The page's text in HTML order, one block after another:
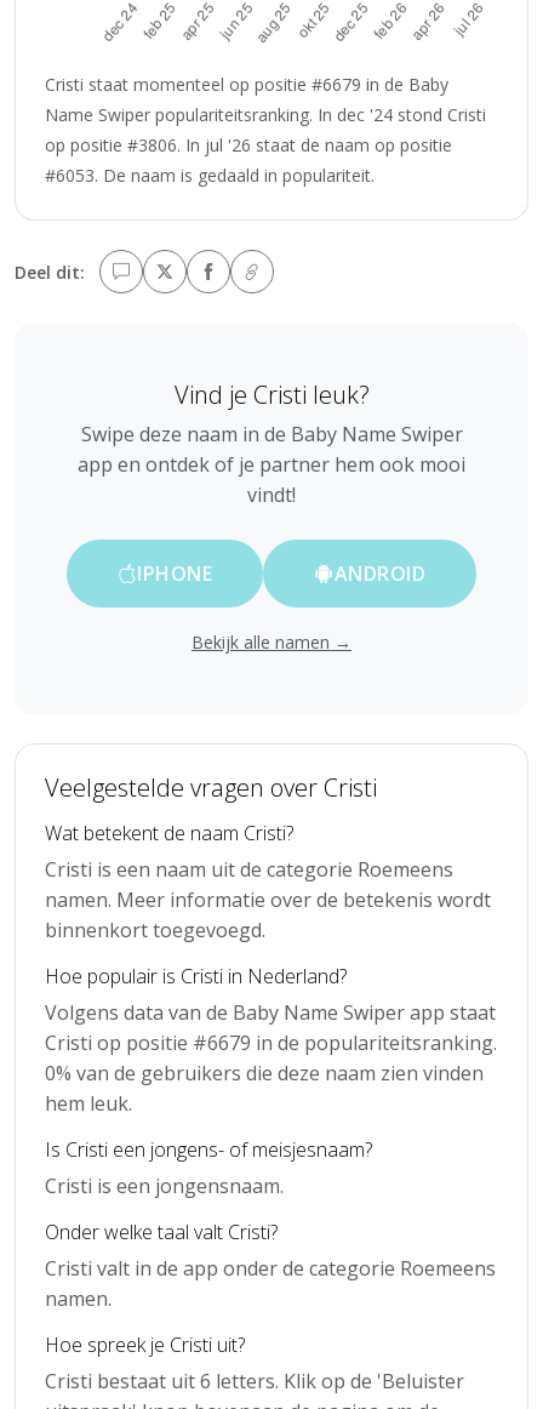
Cristi staat momenteel op positie #6679 in de Baby
Name Swiper populariteitsranking. In dec '24 stond Cristi
op positie #3806. In jul '26 staat de naam op positie
#6053. De naam is gedaald in populariteit.
Deel dit:
Vind je Cristi leuk?
Swipe deze naam in de Baby Name Swiper
app en ontdek of je partner hem ook mooi
vindt!
IPHONE ANDROID
Bekijk alle namen →
Veelgestelde vragen over Cristi
Wat betekent de naam Cristi?
Cristi is een naam uit de categorie Roemeens
namen. Meer informatie over de betekenis wordt
binnenkort toegevoegd.
Hoe populair is Cristi in Nederland?
Volgens data van de Baby Name Swiper app staat
Cristi op positie #6679 in de populariteitsranking.
0% van de gebruikers die deze naam zien vinden
hem leuk.
Is Cristi een jongens- of meisjesnaam?
Cristi is een jongensnaam.
Onder welke taal valt Cristi?
Cristi valt in de app onder de categorie Roemeens
namen.
Hoe spreek je Cristi uit?
Cristi bestaat uit 6 letters. Klik op de 'Beluister